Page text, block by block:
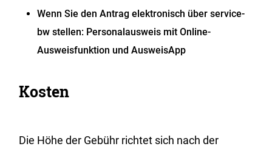
Wenn Sie den Antrag elektronisch über service-
bw stellen: Personalausweis mit Online-
Ausweisfunktion und AusweisApp
Kosten
Die Höhe der Gebühr richtet sich nach der